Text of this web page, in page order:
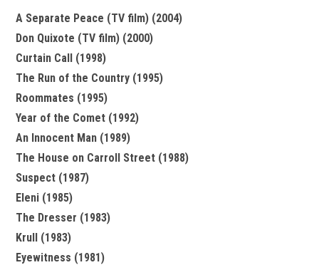
A Separate Peace (TV film) (2004)
Don Quixote (TV film) (2000)
Curtain Call (1998)
The Run of the Country (1995)
Roommates (1995)
Year of the Comet (1992)
An Innocent Man (1989)
The House on Carroll Street (1988)
Suspect (1987)
Eleni (1985)
The Dresser (1983)
Krull (1983)
Eyewitness (1981)